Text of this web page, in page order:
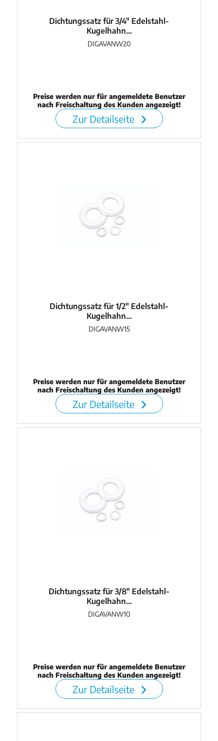
Dichtungssatz für 3/4" Edelstahl-
Kugelhahn...
DIGAVANW20
Preise werden nur für angemeldete Benutzer
nach Freischaltung des Kunden angezeigt!
Zur Detailseite
Dichtungssatz für 1/2" Edelstahl-
Kugelhahn...
DIGAVANW15
Preise werden nur für angemeldete Benutzer
nach Freischaltung des Kunden angezeigt!
Zur Detailseite
Dichtungssatz für 3/8" Edelstahl-
Kugelhahn...
DIGAVANW10
Preise werden nur für angemeldete Benutzer
nach Freischaltung des Kunden angezeigt!
Zur Detailseite